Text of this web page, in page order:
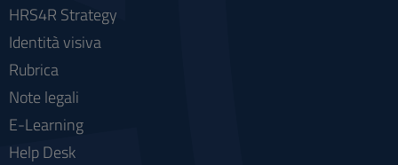
HRS4R Strategy
Identità visiva
Rubrica
Note legali
E-Learning
Help Desk